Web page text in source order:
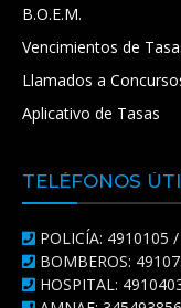
B.O.E.M.
Vencimientos de
Llamados a
Aplicativo de Tasas
TELÉFONOS
POLICÍA: 4910105 /
BOMBEROS:
HOSPITAL: